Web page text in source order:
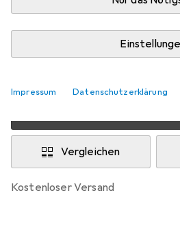
Impressum Datenschutzerklärung
5 Stück an Lager beim
Lieferort angeben für
Angebot von i
Vergleichen
kostenloser Versand